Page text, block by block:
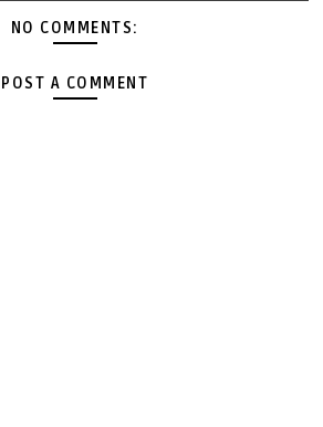
NO COMMENTS:
POST A COMMENT